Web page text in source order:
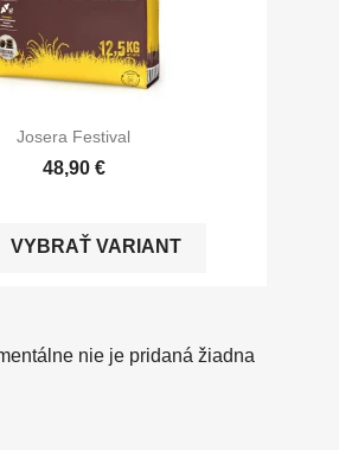
Josera Festival
48,90 €
VYBRAŤ VARIANT
nie je pridaná žiadna